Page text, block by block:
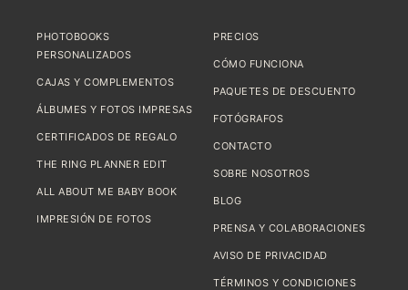
PHOTOBOOKS
PERSONALIZADOS
CAJAS Y COMPLEMENTOS
ÁLBUMES Y FOTOS IMPRESAS
CERTIFICADOS DE REGALO
THE RING PLANNER EDIT
ALL ABOUT ME BABY BOOK
IMPRESIÓN DE FOTOS
PRECIOS
CÓMO FUNCIONA
PAQUETES DE DESCUENTO
FOTÓGRAFOS
CONTACTO
SOBRE NOSOTROS
BLOG
PRENSA Y COLABORACIONES
AVISO DE PRIVACIDAD
TÉRMINOS Y CONDICIONES